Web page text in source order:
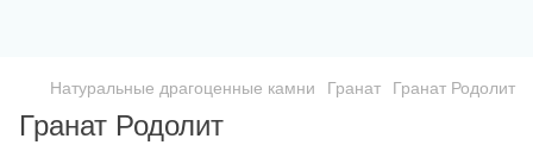
Натуральные драгоценные камни Гранат Гранат Родолит
Гранат Родолит